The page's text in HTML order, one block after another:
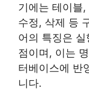
기에는 테이블
수정, 삭제 등
어의 특징은
점이며, 이는
터베이스에 반
니다.